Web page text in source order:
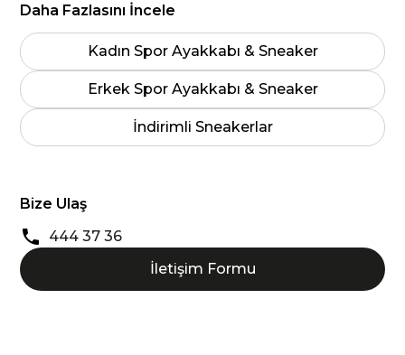
Daha Fazlasını İncele
Kadın Spor Ayakkabı & Sneaker
Erkek Spor Ayakkabı & Sneaker
İndirimli Sneakerlar
Bize Ulaş
444 37 36
İletişim Formu